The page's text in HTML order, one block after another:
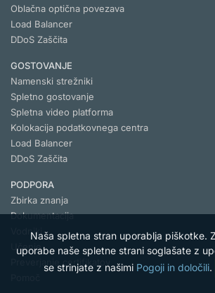
Oblačna optična povezava
Load Balancer
DDoS Zaščita
GOSTOVANJE
Namenski strežniki
Spletno gostovanje
Spletna video platforma
Kolokacija podatkovnega centra
Load Balancer
DDoS Zaščita
PODPORA
Zbirka znanja
Dokumentacija
Vodniki
Učenje
Preverjanje certifikatov
Naša spletna stran uporablja piškotke.
uporabe naše spletne strani soglašate z
se strinjate z našimi Pogoji in določili.